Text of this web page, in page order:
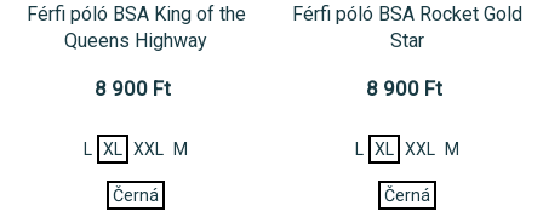
Férfi póló BSA King of the
Queens Highway
8 900 Ft
L XL XXL M
Černá
Férfi póló BSA Rocket Gold
Star
8 900 Ft
L XL XXL M
Černá